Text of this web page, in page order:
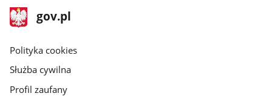
stopka
gov.pl
Strona
gov.pl
gov.pl
Polityka cookies
Służba cywilna
Profil zaufany